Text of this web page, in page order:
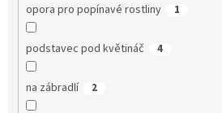
opora pro popínavé rostliny 1
podstavec pod květináč 4
na zábradlí 2